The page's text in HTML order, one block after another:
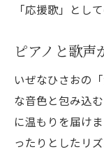
「応援歌」とし
ピアノと歌声
いぜなひさおの
な音色と包み込
に温もりを届け
ったりとしたリ